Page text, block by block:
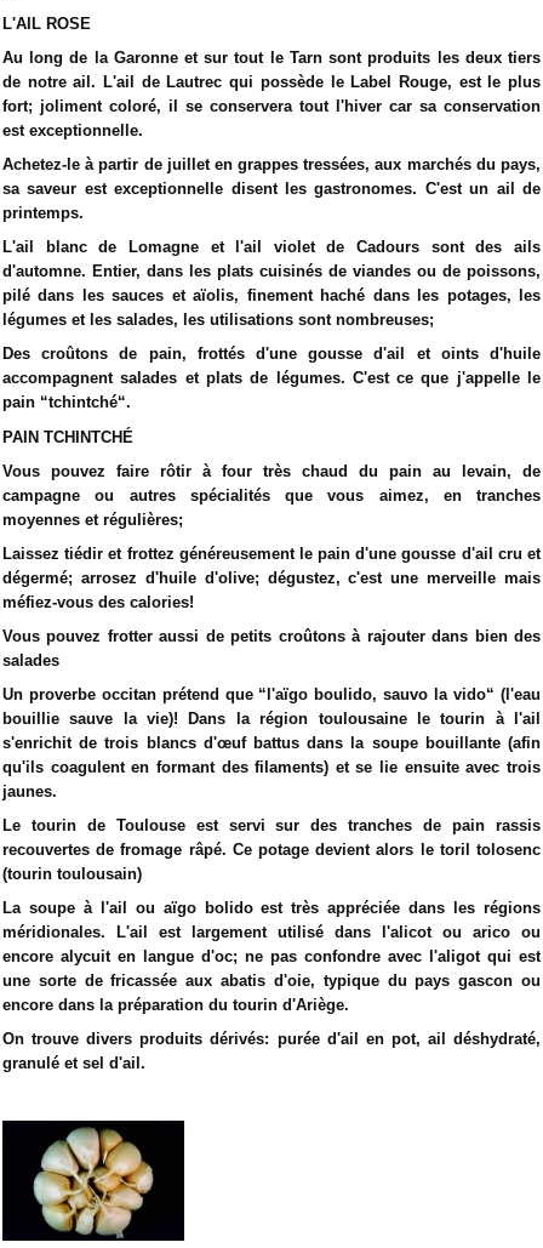
L'AIL ROSE
Au long de la Garonne et sur tout le Tarn sont produits les deux tiers
de notre ail. L'ail de Lautrec qui possède le Label Rouge, est le plus
fort; joliment coloré, il se conservera tout l'hiver car sa conservation
est exceptionnelle.
Achetez-le à partir de juillet en grappes tressées, aux marchés du pays,
sa saveur est exceptionnelle disent les gastronomes. C'est un ail de
printemps.
L'ail blanc de Lomagne et l'ail violet de Cadours sont des ails
d'automne. Entier, dans les plats cuisinés de viandes ou de poissons,
pilé dans les sauces et aïolis, finement haché dans les potages, les
légumes et les salades, les utilisations sont nombreuses;
Des croûtons de pain, frottés d'une gousse d'ail et oints d'huile
accompagnent salades et plats de légumes. C'est ce que j'appelle le
pain “tchintché“.
PAIN TCHINTCHÉ
Vous pouvez faire rôtir à four très chaud du pain au levain, de
campagne ou autres spécialités que vous aimez, en tranches
moyennes et régulières;
Laissez tiédir et frottez généreusement le pain d'une gousse d'ail cru et
dégermé; arrosez d'huile d'olive; dégustez, c'est une merveille mais
méfiez-vous des calories!
Vous pouvez frotter aussi de petits croûtons à rajouter dans bien des
salades
Un proverbe occitan prétend que “l'aïgo boulido, sauvo la vido“ (l'eau
bouillie sauve la vie)! Dans la région toulousaine le tourin à l'ail
s'enrichit de trois blancs d'œuf battus dans la soupe bouillante (afin
qu'ils coagulent en formant des filaments) et se lie ensuite avec trois
jaunes.
Le tourin de Toulouse est servi sur des tranches de pain rassis
recouvertes de fromage râpé. Ce potage devient alors le toril tolosenc
(tourin toulousain)
La soupe à l'ail ou aïgo bolido est très appréciée dans les régions
méridionales. L'ail est largement utilisé dans l'alicot ou arico ou
encore alycuit en langue d'oc; ne pas confondre avec l'aligot qui est
une sorte de fricassée aux abatis d'oie, typique du pays gascon ou
encore dans la préparation du tourin d'Ariège.
On trouve divers produits dérivés: purée d'ail en pot, ail déshydraté,
granulé et sel d'ail.